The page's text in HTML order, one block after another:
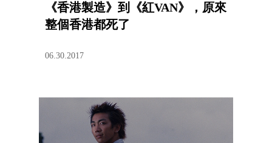
《香港製造》到《紅VAN》，原來
整個香港都死了
06.30.2017